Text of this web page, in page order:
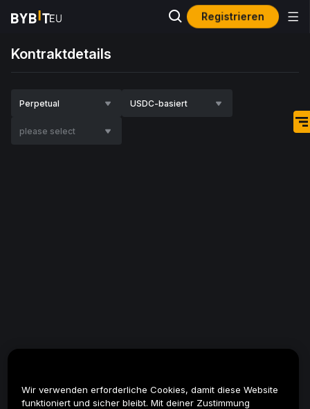
Registrieren
Kontraktdetails
Perpetual USDC-basiert
please select
Wir verwenden erforderliche Cookies, damit diese Website
funktioniert und sicher bleibt. Mit deiner Zustimmung